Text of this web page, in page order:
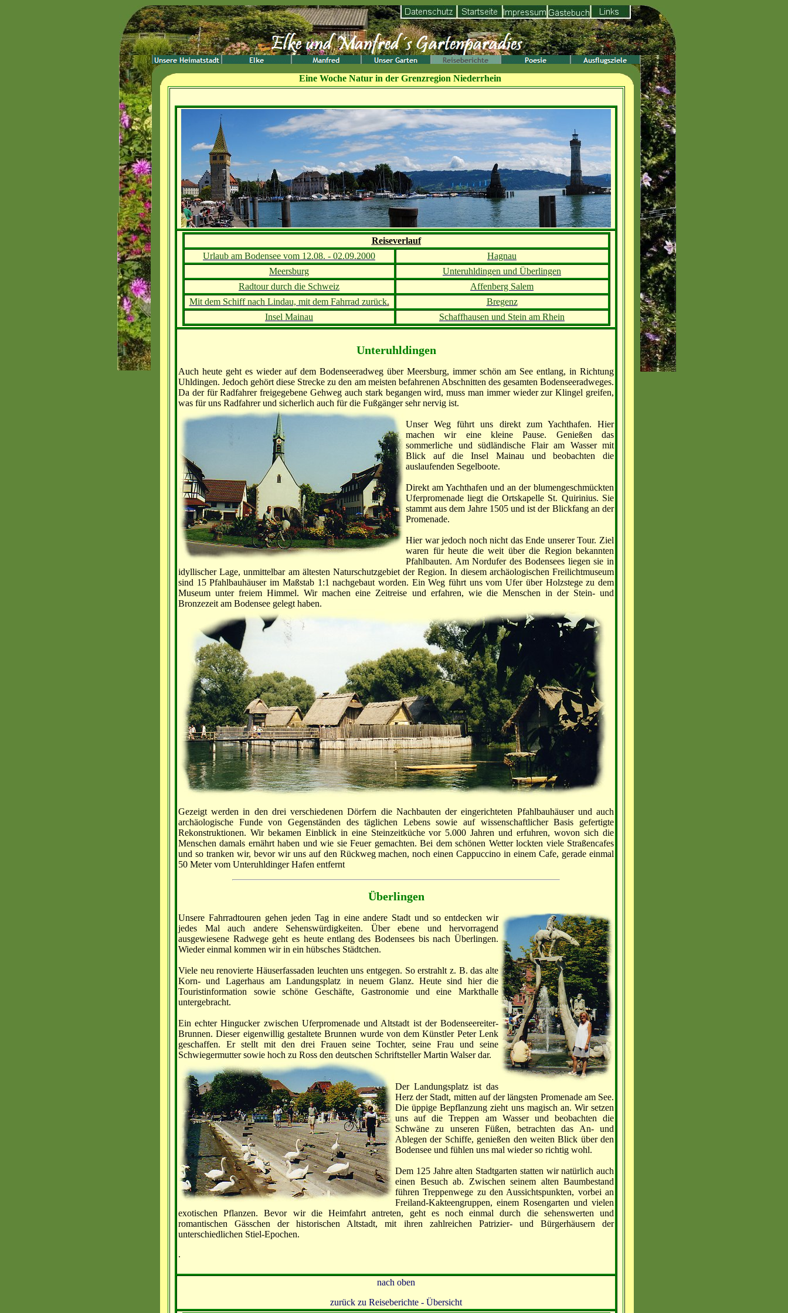
Eine Woche Natur in der Grenzregion Niederrhein
Reiseverlauf
Urlaub am Bodensee vom 12.08. - 02.09.2000
Hagnau
Meersburg
Unteruhldingen und Überlingen
Radtour durch die Schweiz
Affenberg Salem
Mit dem Schiff nach Lindau, mit dem Fahrrad zurück.
Bregenz
Insel Mainau
Schaffhausen und Stein am Rhein
Unteruhldingen
Auch heute geht es wieder auf dem Bodenseeradweg über Meersburg, immer schön am See entlang, in Richtung
Uhldingen. Jedoch gehört diese Strecke zu den am meisten befahrenen Abschnitten des gesamten Bodenseeradweges.
Da der für Radfahrer freigegebene Gehweg auch stark begangen wird, muss man immer wieder zur Klingel greifen,
was für uns Radfahrer und sicherlich auch für die Fußgänger sehr nervig ist.
Unser Weg führt uns direkt zum Yachthafen. Hier
machen wir eine kleine Pause. Genießen das
sommerliche und südländische Flair am Wasser mit
Blick auf die Insel Mainau und beobachten die
auslaufenden Segelboote.
Direkt am Yachthafen und an der blumengeschmückten
Uferpromenade liegt die Ortskapelle St. Quirinius. Sie
stammt aus dem Jahre 1505 und ist der Blickfang an der
Promenade.
Hier war jedoch noch nicht das Ende unserer Tour. Ziel
waren für heute die weit über die Region bekannten
Pfahlbauten. Am Nordufer des Bodensees liegen sie in
idyllischer Lage, unmittelbar am ältesten Naturschutzgebiet der Region. In diesem archäologischen Freilichtmuseum
sind 15 Pfahlbauhäuser im Maßstab 1:1 nachgebaut worden. Ein Weg führt uns vom Ufer über Holzstege zu dem
Museum unter freiem Himmel. Wir machen eine Zeitreise und erfahren, wie die Menschen in der Stein- und
Bronzezeit am Bodensee gelegt haben.
Gezeigt werden in den drei verschiedenen Dörfern die Nachbauten der eingerichteten Pfahlbauhäuser und auch
archäologische Funde von Gegenständen des täglichen Lebens sowie auf wissenschaftlicher Basis gefertigte
Rekonstruktionen. Wir bekamen Einblick in eine Steinzeitküche vor 5.000 Jahren und erfuhren, wovon sich die
Menschen damals ernährt haben und wie sie Feuer gemachten. Bei dem schönen Wetter lockten viele Straßencafes
und so tranken wir, bevor wir uns auf den Rückweg machen, noch einen Cappuccino in einem Cafe, gerade einmal
50 Meter vom Unteruhldinger Hafen entfernt
Überlingen
Unsere Fahrradtouren gehen jeden Tag in eine andere Stadt und so entdecken wir
jedes Mal auch andere Sehenswürdigkeiten. Über ebene und hervorragend
ausgewiesene Radwege geht es heute entlang des Bodensees bis nach Überlingen.
Wieder einmal kommen wir in ein hübsches Städtchen.
Viele neu renovierte Häuserfassaden leuchten uns entgegen. So erstrahlt z. B. das alte
Korn- und Lagerhaus am Landungsplatz in neuem Glanz. Heute sind hier die
Touristinformation sowie schöne Geschäfte, Gastronomie und eine Markthalle
untergebracht.
Ein echter Hingucker zwischen Uferpromenade und Altstadt ist der Bodenseereiter-
Brunnen. Dieser eigenwillig gestaltete Brunnen wurde von dem Künstler Peter Lenk
geschaffen. Er stellt mit den drei Frauen seine Tochter, seine Frau und seine
Schwiegermutter sowie hoch zu Ross den deutschen Schriftsteller Martin Walser dar.
Der Landungsplatz ist das
Herz der Stadt, mitten auf der längsten Promenade am See.
Die üppige Bepflanzung zieht uns magisch an. Wir setzen
uns auf die Treppen am Wasser und beobachten die
Schwäne zu unseren Füßen, betrachten das An- und
Ablegen der Schiffe, genießen den weiten Blick über den
Bodensee und fühlen uns mal wieder so richtig wohl.
Dem 125 Jahre alten Stadtgarten statten wir natürlich auch
einen Besuch ab. Zwischen seinem alten Baumbestand
führen Treppenwege zu den Aussichtspunkten, vorbei an
Freiland-Kakteengruppen, einem Rosengarten und vielen
exotischen Pflanzen. Bevor wir die Heimfahrt antreten, geht es noch einmal durch die sehenswerten und
romantischen Gässchen der historischen Altstadt, mit ihren zahlreichen Patrizier- und Bürgerhäusern der
unterschiedlichen Stiel-Epochen.
.
nach oben
zurück zu Reiseberichte - Übersicht